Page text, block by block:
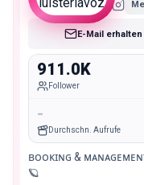
E-Mail erhalten
911.0K
Follower
-
Durchschn. Aufrufe
ʙᴏᴏᴋɪɴɢ &
🪐